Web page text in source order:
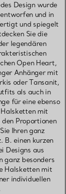
Design wurde
und in
und spiegelt
Sie die
legendären
Open Heart,
Anhänger mit
oder Tansanit,
als auch in
für eine ebenso
mit
Proportionen
Ihren ganz
B. einen kurzen
Designs aus
ganz besonders
Halsketten mit
individuellen